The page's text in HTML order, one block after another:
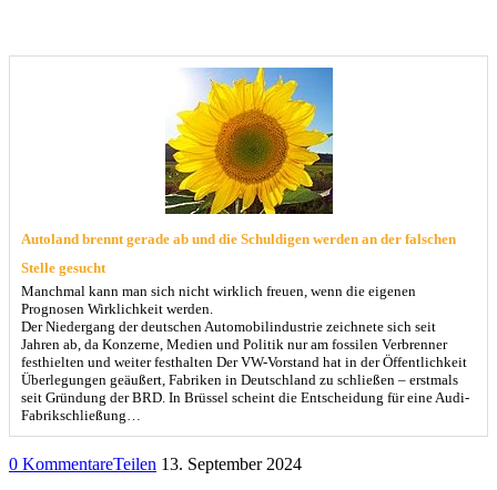
Autoland brennt gerade ab und die Schuldigen werden an der falschen
Stelle gesucht
Manchmal kann man sich nicht wirklich freuen, wenn die eigenen
Prognosen Wirklichkeit werden.
Der Niedergang der deutschen Automobilindustrie zeichnete sich seit
Jahren ab, da Konzerne, Medien und Politik nur am fossilen Verbrenner
festhielten und weiter festhalten Der VW-Vorstand hat in der Öffentlichkeit
Überlegungen geäußert, Fabriken in Deutschland zu schließen – erstmals
seit Gründung der BRD. In Brüssel scheint die Entscheidung für eine Audi-
Fabrikschließung…
0 KommentareTeilen 13. September 2024